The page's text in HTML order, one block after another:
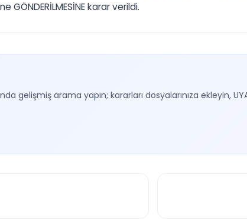
GÖNDERİLMESİNE karar verildi.
gelişmiş arama yapın; kararları dosyalarınıza ekleyin,